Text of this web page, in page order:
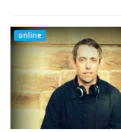
online